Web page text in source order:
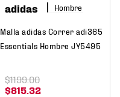
adidas Hombre
Malla adidas Correr adi365
Essentials Hombre JY5495
$815.32
$1199.00